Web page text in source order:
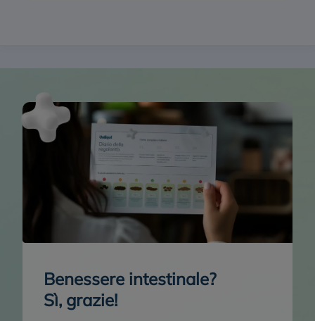
Benessere intestinale?
Sì, grazie!